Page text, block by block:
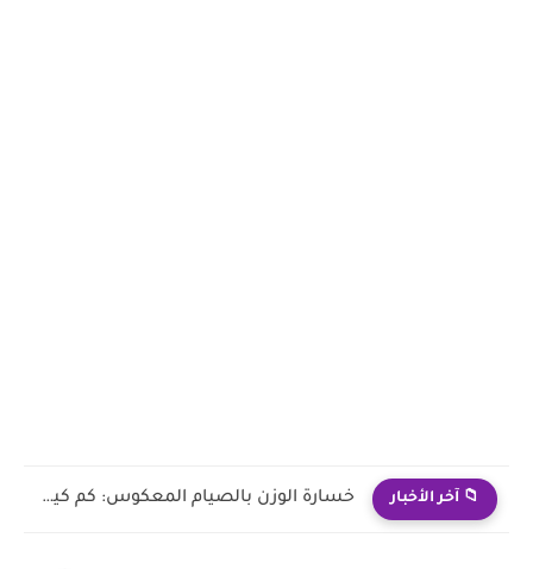
📁 آخر الأخبار خسارة الوزن بالصيام المعكوس: كم كيلو يمكن أن تفقد؟